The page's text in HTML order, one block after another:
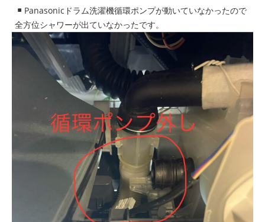
Panasonicドラム洗濯機循環ポンプが動いていなかったので
全方位シャワーが出ていなかったです。